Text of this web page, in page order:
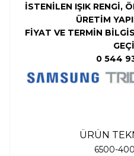
İSTENİLEN IŞIK RENGİ,
ÜRETİM
FİYAT VE TERMİN
0 544
ÜRÜN
6500-